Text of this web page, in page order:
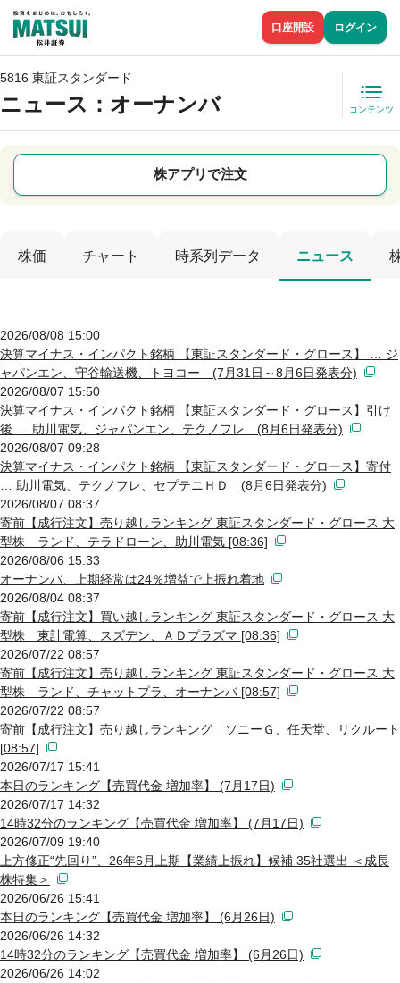
口座開設 ログイン
5816 東証スタンダード
ニュース ：オーナンバ コンテンツ
株アプリで注文
株価 チャート 時系列データ ニュース
2026/08/08 15:00
決算マイナス・インパクト銘柄 【東証スタンダード・グロース】 … ジ
ャパンエン、守谷輸送機、トヨコー (7月31日～8月6日発表分)
2026/08/07 15:50
決算マイナス・インパクト銘柄 【東証スタンダード・グロース】引け
後 … 助川電気、ジャパンエン、テクノフレ (8月6日発表分)
2026/08/07 09:28
決算マイナス・インパクト銘柄 【東証スタンダード・グロース】寄付
… 助川電気、テクノフレ、セプテニＨＤ (8月6日発表分)
2026/08/07 08:37
寄前【成行注文】売り越しランキング 東証スタンダード・グロース 大
型株 ランド、テラドローン、助川電気 [08:36]
2026/08/06 15:33
オーナンバ、上期経常は24％増益で上振れ着地
2026/08/04 08:37
寄前【成行注文】買い越しランキング 東証スタンダード・グロース 大
型株 東計電算、スズデン、ＡＤプラズマ [08:36]
2026/07/22 08:57
寄前【成行注文】売り越しランキング 東証スタンダード・グロース 大
型株 ランド、チャットプラ、オーナンバ [08:57]
2026/07/22 08:57
寄前【成行注文】売り越しランキング ソニーＧ、任天堂、リクルート
[08:57]
2026/07/17 15:41
本日のランキング【売買代金 増加率】 (7月17日)
2026/07/17 14:32
14時32分のランキング【売買代金 増加率】 (7月17日)
2026/07/09 19:40
上方修正“先回り”、26年6月上期【業績上振れ】候補 35社選出 ＜成長
株特集＞
2026/06/26 15:41
本日のランキング【売買代金 増加率】 (6月26日)
2026/06/26 14:32
14時32分のランキング【売買代金 増加率】 (6月26日)
2026/06/26 14:02